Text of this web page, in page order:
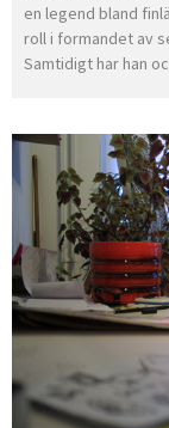
en legend bland
roll i formandet av
Samtidigt har han oc